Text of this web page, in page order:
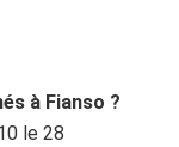
à Fianso ?
le 28